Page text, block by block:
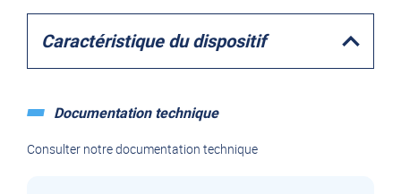
Caractéristique du dispositif
Documentation technique
Consulter notre documentation technique